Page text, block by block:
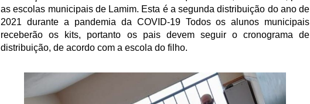
as escolas municipais de Lamim. Esta é a segunda distribuição do ano de
2021 durante a pandemia da COVID-19 Todos os alunos municipais
receberão os kits, portanto os pais devem seguir o cronograma de
distribuição, de acordo com a escola do filho.